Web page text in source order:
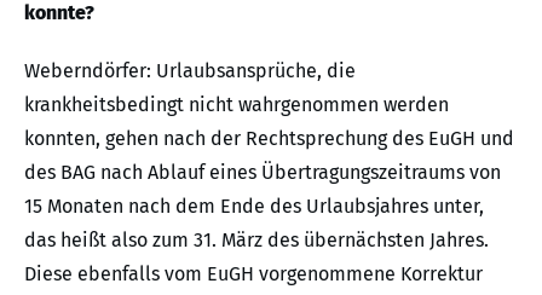
konnte?
Weberndörfer: Urlaubsansprüche, die
krankheitsbedingt nicht wahrgenommen werden
konnten, gehen nach der Rechtsprechung des EuGH und
des BAG nach Ablauf eines Übertragungszeitraums von
15 Monaten nach dem Ende des Urlaubsjahres unter,
das heißt also zum 31. März des übernächsten Jahres.
Diese ebenfalls vom EuGH vorgenommene Korrektur